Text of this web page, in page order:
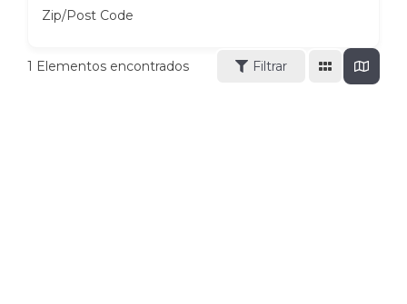
Zip/Post Code
1 Elementos encontrados Filtrar